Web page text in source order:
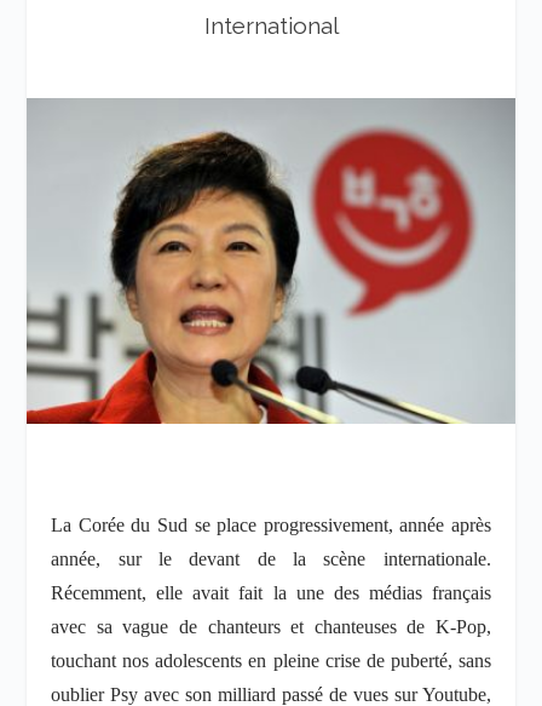
International
La Corée du Sud se place progressivement, année après
année, sur le devant de la scène internationale.
Récemment, elle avait fait la une des médias français
avec sa vague de chanteurs et chanteuses de K-Pop,
touchant nos adolescents en pleine crise de puberté, sans
oublier Psy avec son milliard passé de vues sur Youtube,